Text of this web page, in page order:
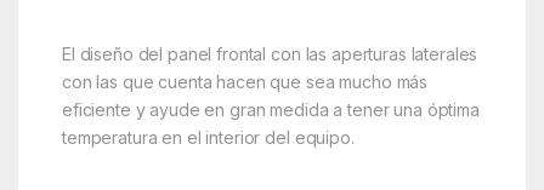
El diseño del panel frontal con las aperturas laterales
con las que cuenta hacen que sea mucho más
eficiente y ayude en gran medida a tener una óptima
temperatura en el interior del equipo.